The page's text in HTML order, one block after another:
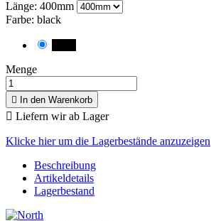
Länge: 400mm
Farbe: black
Menge
 In den Warenkorb
 Liefern wir ab Lager
Klicke hier um die Lagerbestände anzuzeigen
Beschreibung
Artikeldetails
Lagerbestand